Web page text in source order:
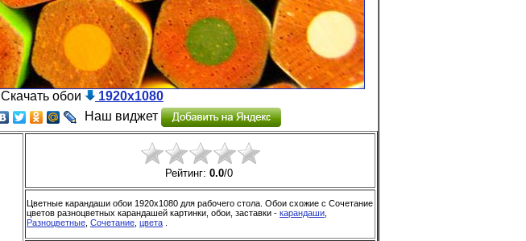
Скачать обои 1920x1080
Наш виджет
Рейтинг: 0.0/0
Цветные карандаши обои 1920x1080 для рабочего стола. Обои схожие с Сочетание
цветов разноцветных карандашей картинки, обои, заставки - карандаши
Разноцветные Сочетание цвета